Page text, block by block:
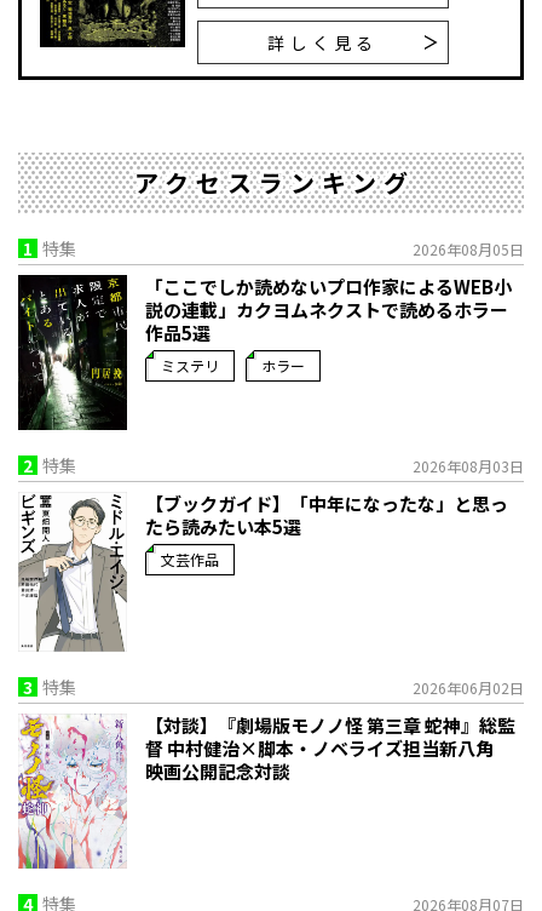
詳しく見る
アクセスランキング
1 特集 2026年08月05日
「ここでしか読めないプロ作家によるWEB小
説の連載」――カクヨムネクストで読めるホラー
作品5選
ミステリ ホラー
2 特集 2026年08月03日
【ブックガイド】「中年になったな」と思っ
たら読みたい本5選
文芸作品
3 特集 2026年06月02日
【対談】『劇場版モノノ怪 第三章 蛇神』総監
督 中村健治×脚本・ノベライズ担当新八角
映画公開記念対談
4 特集 2026年08月07日